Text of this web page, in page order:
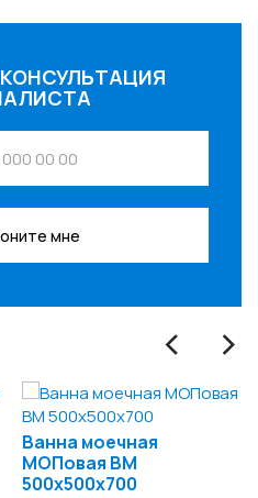
мне
Ванна моечная
МОПовая ВМ
500x500x700
‹ ›